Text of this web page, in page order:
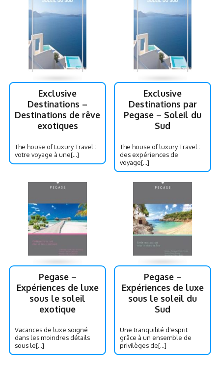
Exclusive
Destinations –
Destinations de rêve
exotiques
The house of Luxury Travel :
votre voyage à une[...]
Exclusive
Destinations par
Pegase – Soleil du
Sud
The house of luxury Travel :
des expériences de
voyage[...]
Pegase –
Expériences de luxe
sous le soleil
exotique
Vacances de luxe soigné
dans les moindres détails
sous le[...]
Pegase –
Expériences de luxe
sous le soleil du
Sud
Une tranquilité d'esprit
grâce à un ensemble de
privilèges de[...]